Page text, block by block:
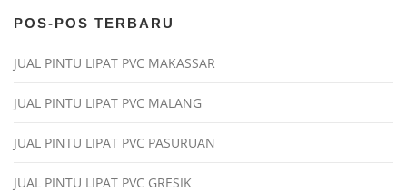
POS-POS TERBARU
JUAL PINTU LIPAT PVC MAKASSAR
JUAL PINTU LIPAT PVC MALANG
JUAL PINTU LIPAT PVC PASURUAN
JUAL PINTU LIPAT PVC GRESIK